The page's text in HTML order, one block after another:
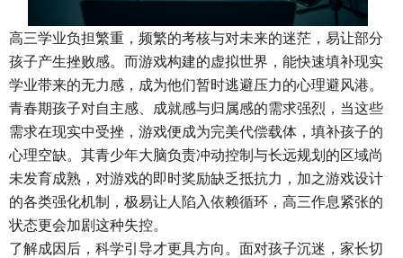
高三学业负担繁重，频繁的考核与对未来的迷茫，易让部分
孩子产生挫败感。而游戏构建的虚拟世界，能快速填补现实
学业带来的无力感，成为他们暂时逃避压力的心理避风港。
青春期孩子对自主感、成就感与归属感的需求强烈，当这些
需求在现实中受挫，游戏便成为完美代偿载体，填补孩子的
心理空缺。其青少年大脑负责冲动控制与长远规划的区域尚
未发育成熟，对游戏的即时奖励缺乏抵抗力，加之游戏设计
的各类强化机制，极易让人陷入依赖循环，高三作息紧张的
状态更会加剧这种失控。
了解成因后，科学引导才更具方向。面对孩子沉迷，家长切